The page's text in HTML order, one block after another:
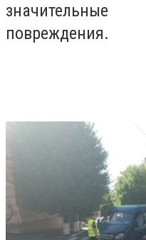
повреждения.